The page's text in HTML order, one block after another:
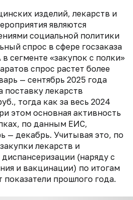
изделий, лекарств и
являются
социальной политики
спрос в сфере госзаказа
сегменте «закупок с полки»
спрос растет более
— сентябрь 2025 года
поставку лекарств
тогда как за весь 2024
этом основная активность
по данным ЕИС,
— декабрь. Учитывая это, по
лекарств и
(наряду с
и вакцинации) по итогам
прошлого года.